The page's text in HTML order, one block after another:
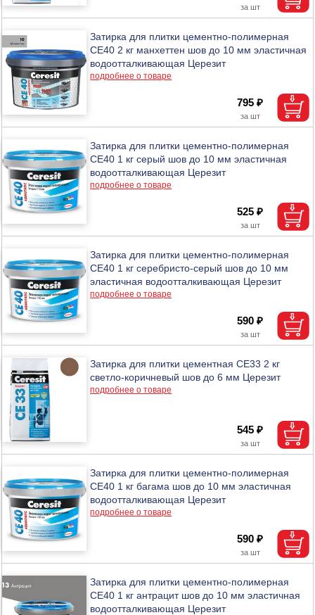
Затирка для плитки цементно-полимерная
CE40 2 кг манхеттен шов до 10 мм эластичная
водоотталкивающая Церезит
подробнее о товаре
795 ₽
Затирка для плитки цементно-полимерная
CE40 1 кг серый шов до 10 мм эластичная
водоотталкивающая Церезит
подробнее о товаре
525 ₽
Затирка для плитки цементно-полимерная
CE40 1 кг серебристо-серый шов до 10 мм
эластичная водоотталкивающая Церезит
подробнее о товаре
590 ₽
Затирка для плитки цементная CE33 2 кг
светло-коричневый шов до 6 мм Церезит
подробнее о товаре
545 ₽
Затирка для плитки цементно-полимерная
CE40 1 кг багама шов до 10 мм эластичная
водоотталкивающая Церезит
подробнее о товаре
590 ₽
Затирка для плитки цементно-полимерная
CE40 1 кг антрацит шов до 10 мм эластичная
водоотталкивающая Церезит